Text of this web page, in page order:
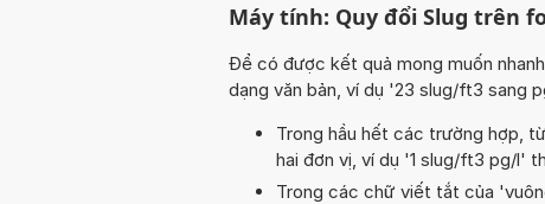
Máy tính: Quy đổi Slug trên
Để có được kết quả mong muốn
dạng văn bản, ví dụ '23 slug/ft3 sang
Trong hầu hết các trường hợp,
hai đơn vị, ví dụ '1 slug/ft3 pg/l'
Trong các chữ viết tắt của